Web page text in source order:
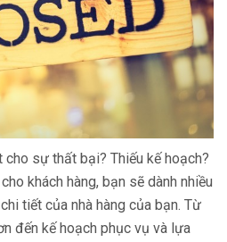
cho sự thất bại? Thiếu kế hoạch?
khách hàng, bạn sẽ dành nhiều
tiết của nhà hàng của bạn. Từ
đến kế hoạch phục vụ và lựa